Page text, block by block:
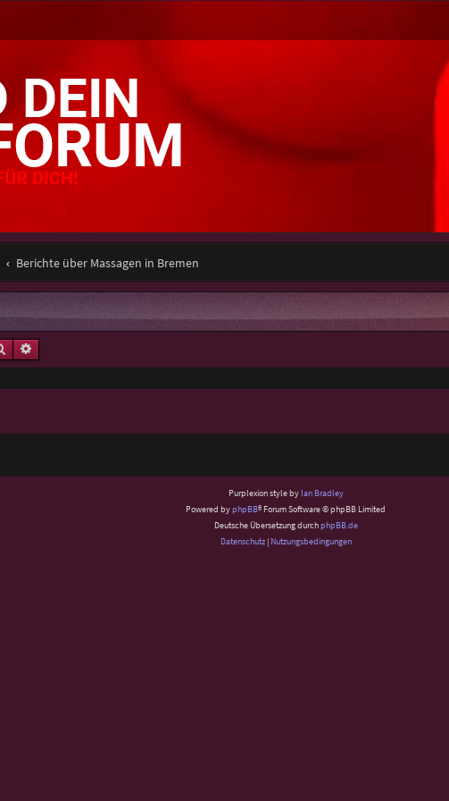
Berichte über Massagen in Bremen
SucheErweiterte Suche
Purplexion style by Ian Bradley
Powered byphpBB® Forum Software © phpBB Limited
Deutsche Übersetzung durchphpBB.de
Datenschutz| Nutzungsbedingungen